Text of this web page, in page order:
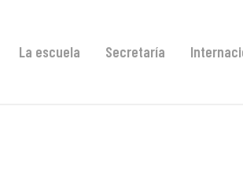
La escuela Secretaría